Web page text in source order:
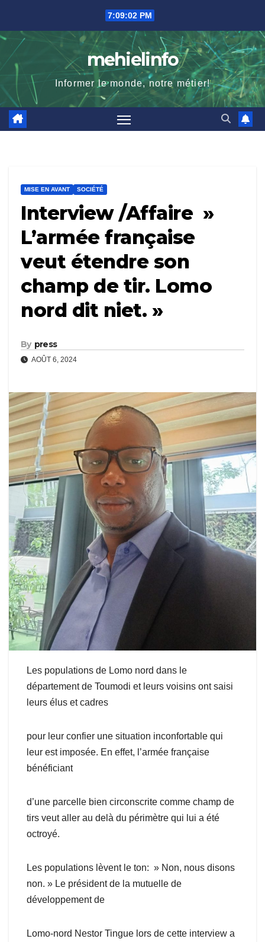
content
7:09:04 PM
mehielinfo
Informer le monde, notre métier!
MISE EN AVANT SOCIÉTÉ
Interview /Affaire »
L’armée française
veut étendre son
champ de tir. Lomo
nord dit niet. »
By press
AOÛT 6, 2024
Les populations de Lomo nord dans le
département de Toumodi et leurs voisins ont saisi
leurs élus et cadres
pour leur confier une situation inconfortable qui
leur est imposée. En effet, l’armée française
bénéficiant
d’une parcelle bien circonscrite comme champ de
tirs veut aller au delà du périmètre qui lui a été
octroyé.
Les populations lèvent le ton: » Non, nous disons
non. » Le président de la mutuelle de
développement de
Lomo-nord Nestor Tingue lors de cette interview a